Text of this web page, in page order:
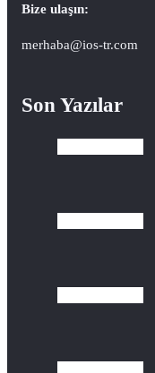
Bize ulaşın:
merhaba@ios-tr.com
Son Yazılar